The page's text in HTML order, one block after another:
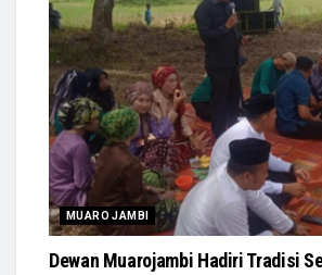
MUARO JAMBI
Dewan Muarojambi Hadiri Tradisi